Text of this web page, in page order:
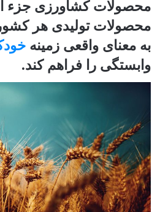
محصولات کشاورزی جزء
محصولات تولیدی هر
به معنای واقعی زمینه
وابستگی را فراهم کند.